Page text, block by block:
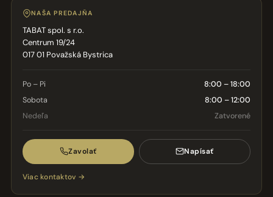
NAŠA PREDAJŇA
TABAT spol. s r.o.
Centrum 19/24
017 01 Považská Bystrica
Po – Pi
8:00 – 18:00
Sobota
8:00 – 12:00
Nedeľa
Zatvorené
Zavolať Napísať
Viac kontaktov →